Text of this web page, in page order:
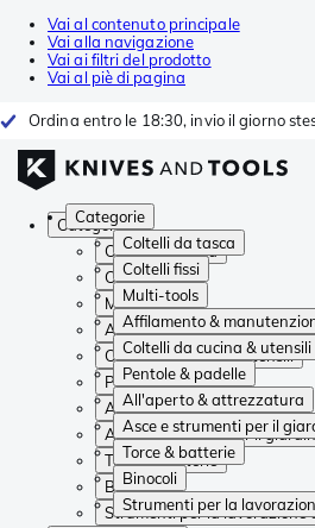
Vai al contenuto principale
Vai alla navigazione
Vai ai filtri del prodotto
Vai al piè di pagina
Ordina entro le 18:30, invio il giorno
Categorie
Coltelli da tasca
Coltelli fissi
Multi-tools
Affilamento &
Coltelli da cucina & utensili
Pentole & padelle
All'aperto & attrezzatura
Asce e strumenti per il
Torce & batterie
Binocoli
Strumenti per la
Categorie
Coltelli da tasca
Coltelli fissi
Multi-tools
Affilamento & manutenzione
Coltelli da cucina & utensili
Pentole & padelle
All'aperto & attrezzatura
Asce e strumenti per il
Torce & batterie
Binocoli
Strumenti per la lavorazione